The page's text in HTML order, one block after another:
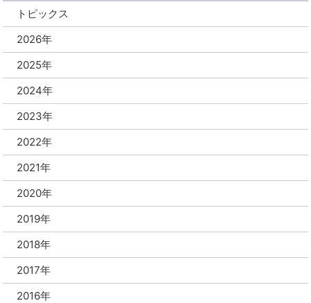
トピックス
2026年
2025年
2024年
2023年
2022年
2021年
2020年
2019年
2018年
2017年
2016年